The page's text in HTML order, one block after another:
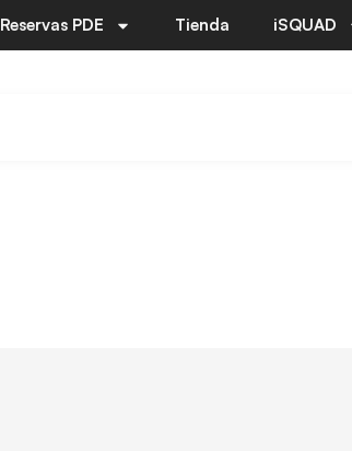
Reservas PDE Tienda iSQUAD